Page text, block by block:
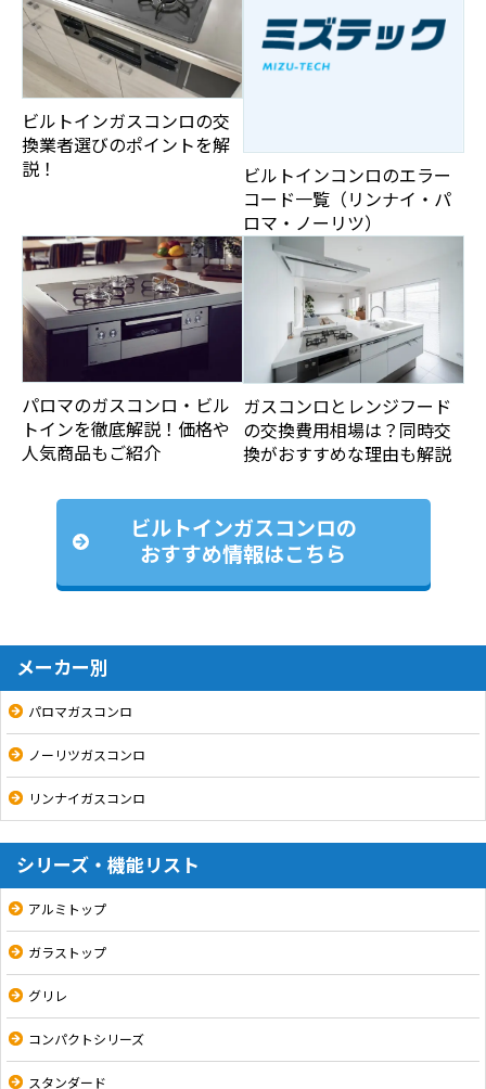
ビルトインガスコンロの交
換業者選びのポイントを解
説！
ビルトインコンロのエラー
コード一覧（リンナイ・パ
ロマ・ノーリツ）
パロマのガスコンロ・ビル
トインを徹底解説！価格や
人気商品もご紹介
ガスコンロとレンジフード
の交換費用相場は？同時交
換がおすすめな理由も解説
ビルトインガスコンロの
おすすめ情報はこちら
メーカー別
パロマガスコンロ
ノーリツガスコンロ
リンナイガスコンロ
シリーズ・機能リスト
アルミトップ
ガラストップ
グリレ
コンパクトシリーズ
スタンダード